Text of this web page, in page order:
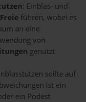
: Einblas- und
führen, wobei es
an eine
von
genutzt
sollte auf
ist ein
ein Podest